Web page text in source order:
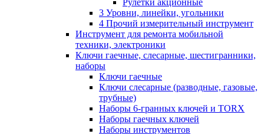
Рулетки акционные
3 Уровни, линейки, угольники
4 Прочий измерительный инструмент
Инструмент для ремонта мобильной
техники, электроники
Ключи гаечные, слесарные, шестигранники,
наборы
Ключи гаечные
Ключи слесарные (разводные, газовые,
трубные)
Наборы 6-гранных ключей и TORX
Наборы гаечных ключей
Наборы инструментов